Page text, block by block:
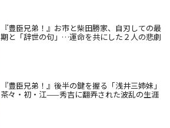
『豊臣兄弟！』お市と柴田勝家、自刃しての最
期と「辞世の句」…運命を共にした２人の悲劇
『豊臣兄弟！』後半の鍵を握る「浅井三姉妹」
茶々・初・江——秀吉に翻弄された波乱の生涯